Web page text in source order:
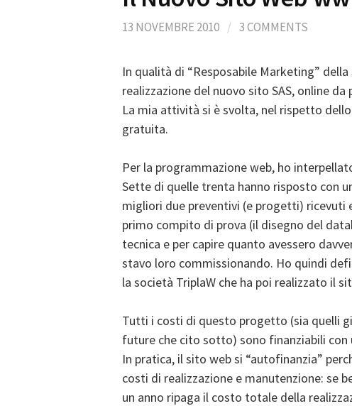
13 NOVEMBRE 2010 / 3 COMMENTS
In qualità di “Resposabile Marketing”
realizzazione del nuovo sito SAS, online
La mia attività si è svolta, nel rispetto
gratuita.
Per la programmazione web, ho
Sette di quelle trenta hanno risposto con
migliori due preventivi (e progetti) ricevuti
primo compito di prova (il disegno del
tecnica e per capire quanto avessero
stavo loro commissionando. Ho quindi
la società TriplaW che ha poi realizzato il
Tutti i costi di questo progetto (sia quelli
future che cito sotto) sono finanziabili
In pratica, il sito web si “autofinanzia”
costi di realizzazione e manutenzione: se
un anno ripaga il costo totale della